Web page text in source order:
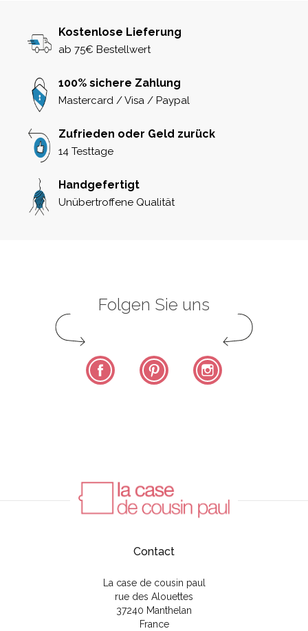
Kostenlose Lieferung
ab 75€ Bestellwert
100% sichere Zahlung
Mastercard / Visa / Paypal
Zufrieden oder Geld zurück
14 Testtage
Handgefertigt
Unübertroffene Qualität
Folgen Sie uns
Facebook Pinterest
Contact
La case de cousin paul
rue des Alouettes
37240 Manthelan
France